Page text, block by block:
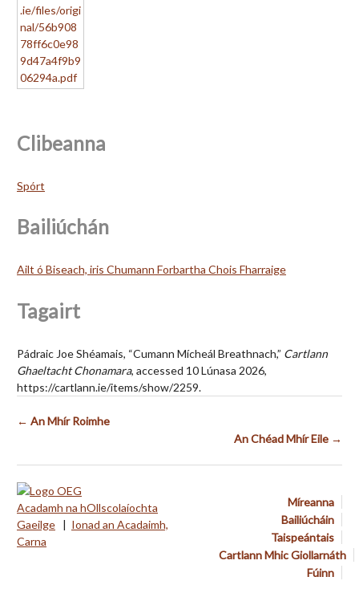
Clibeanna
Spórt
Bailiúchán
Ailt ó Biseach, iris Chumann Forbartha Chois Fharraige
Tagairt
Pádraic Joe Shéamais, “Cumann Mícheál Breathnach,” Cartlann
Ghaeltacht Chonamara, accessed 10 Lúnasa 2026,
https://cartlann.ie/items/show/2259.
← An Mhír Roimhe
An Chéad Mhír Eile →
Míreanna
Bailiúcháin
Taispeántais
Cartlann Mhic Giollarnáth
Fúinn
Acadamh na hOllscolaíochta
Gaeilge | Ionad an Acadaimh,
Carna